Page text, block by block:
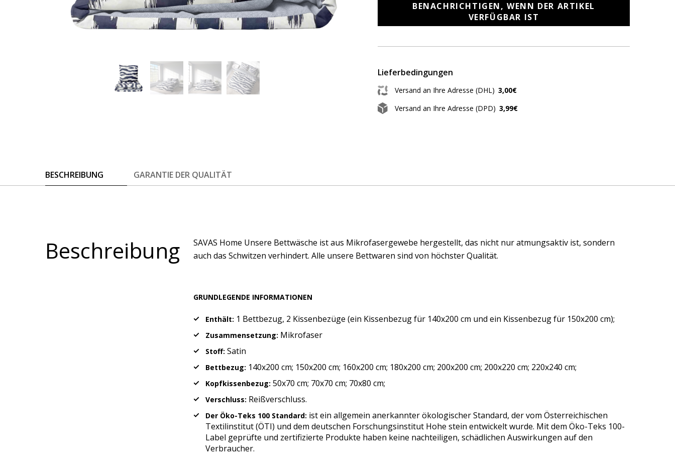
BENACHRICHTIGEN, WENN DER ARTIKEL
VERFÜGBAR IST
Lieferbedingungen
Versand an Ihre Adresse (DHL) 3,00€
Versand an Ihre Adresse (DPD) 3,99€
BESCHREIBUNG GARANTIE DER QUALITÄT
Beschreibung
SAVAS Home Unsere Bettwäsche ist aus Mikrofasergewebe hergestellt, das nicht nur atmungsaktiv ist, sondern
auch das Schwitzen verhindert. Alle unsere Bettwaren sind von höchster Qualität.
GRUNDLEGENDE INFORMATIONEN
Enthält: 1 Bettbezug, 2 Kissenbezüge (ein Kissenbezug für 140x200 cm und ein Kissenbezug für 150x200 cm);
Zusammensetzung: Mikrofaser
Stoff: Satin
Bettbezug: 140x200 cm; 150x200 cm; 160x200 cm; 180x200 cm; 200x200 cm; 200x220 cm; 220x240 cm;
Kopfkissenbezug: 50x70 cm; 70x70 cm; 70x80 cm;
Verschluss: Reißverschluss.
Der Öko-Teks 100 Standard: ist ein allgemein anerkannter ökologischer Standard, der vom Österreichischen
Textilinstitut (ÖTI) und dem deutschen Forschungsinstitut Hohe stein entwickelt wurde. Mit dem Öko-Teks 100-
Label geprüfte und zertifizierte Produkte haben keine nachteiligen, schädlichen Auswirkungen auf den
Verbraucher.